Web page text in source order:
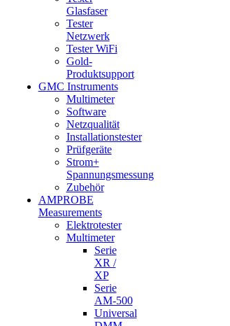
Glasfaser
Tester
Netzwerk
Tester WiFi
Gold-
Produktsupport
GMC Instruments
Multimeter
Software
Netzqualität
Installationstester
Prüfgeräte
Strom+
Spannungsmessung
Zubehör
AMPROBE
Measurements
Elektrotester
Multimeter
Serie
XR /
XP
Serie
AM-500
Universal